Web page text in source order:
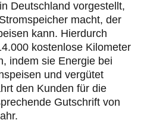
Deutschland vorgestellt,
macht, der
kann. Hierdurch
kostenlose Kilometer
indem sie Energie bei
und vergütet
den Kunden für die
Gutschrift von